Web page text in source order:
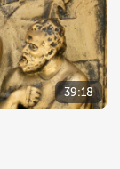
39:18